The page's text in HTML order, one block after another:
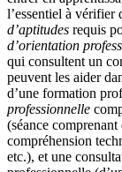
l’essentiel à vérifier
d’aptitudes requis
d’orientation
qui consultent un
peuvent les aider
d’une formation
professionnelle
(séance comprenant
compréhension
etc.), et une